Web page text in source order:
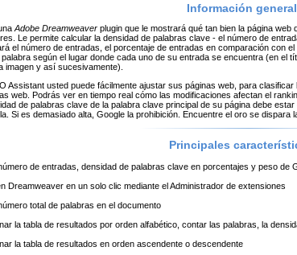
Información general
Adobe Dreamweaver plugin que le mostrará qué tan bien la página
Le permite calcular la densidad de palabras clave - el número de
el número de entradas, el porcentaje de entradas en comparación con
según el lugar donde cada uno de su entrada se encuentra (en el
imagen y así sucesivamente).
Assistant usted puede fácilmente ajustar sus páginas web, para
web. Podrás ver en tiempo real cómo las modificaciones afectan el
de palabras clave de la palabra clave principal de su página debe
Si es demasiado alta, Google la prohibición. Encuentre el oro se
Principales
de entradas, densidad de palabras clave en porcentajes y peso de
Dreamweaver en un solo clic mediante el Administrador de extensiones
total de palabras en el documento
la tabla de resultados por orden alfabético, contar las palabras, la
la tabla de resultados en orden ascendente o descendente